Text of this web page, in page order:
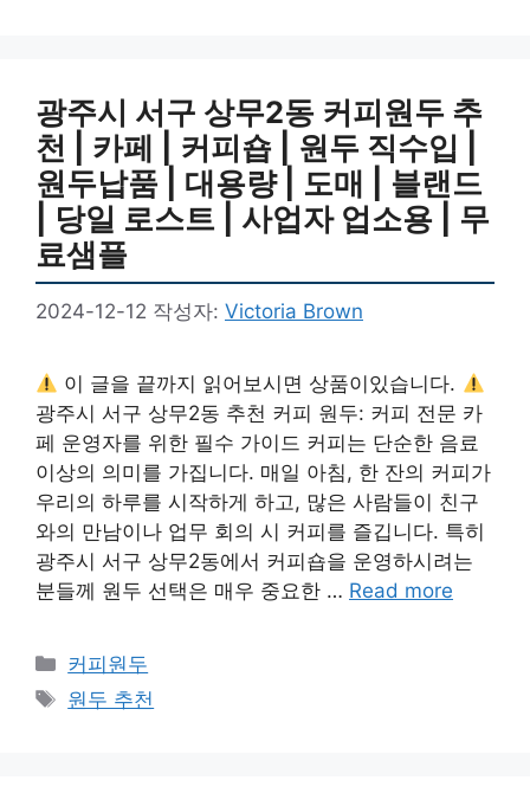
광주시 서구 상무2동 커피원두 추
천 | 카페 | 커피숍 | 원두 직수입 |
원두납품 | 대용량 | 도매 | 블랜드
| 당일 로스트 | 사업자 업소용 | 무
료샘플
2024-12-12 작성자: Victoria Brown
이 글을 끝까지 읽어보시면 상품이있습니다.
광주시 서구 상무2동 추천 커피 원두: 커피 전문 카
페 운영자를 위한 필수 가이드 커피는 단순한 음료
이상의 의미를 가집니다. 매일 아침, 한 잔의 커피가
우리의 하루를 시작하게 하고, 많은 사람들이 친구
와의 만남이나 업무 회의 시 커피를 즐깁니다. 특히
광주시 서구 상무2동에서 커피숍을 운영하시려는
분들께 원두 선택은 매우 중요한 … Read more
카
테
커피원두
태
원두 추천